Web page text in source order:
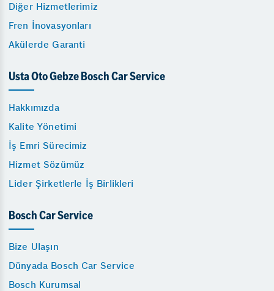
Diğer Hizmetlerimiz
Fren İnovasyonları
Akülerde Garanti
Usta Oto Gebze Bosch Car Service
Hakkımızda
Kalite Yönetimi
İş Emri Sürecimiz
Hizmet Sözümüz
Lider Şirketlerle İş Birlikleri
Bosch Car Service
Bize Ulaşın
Dünyada Bosch Car Service
Bosch Kurumsal